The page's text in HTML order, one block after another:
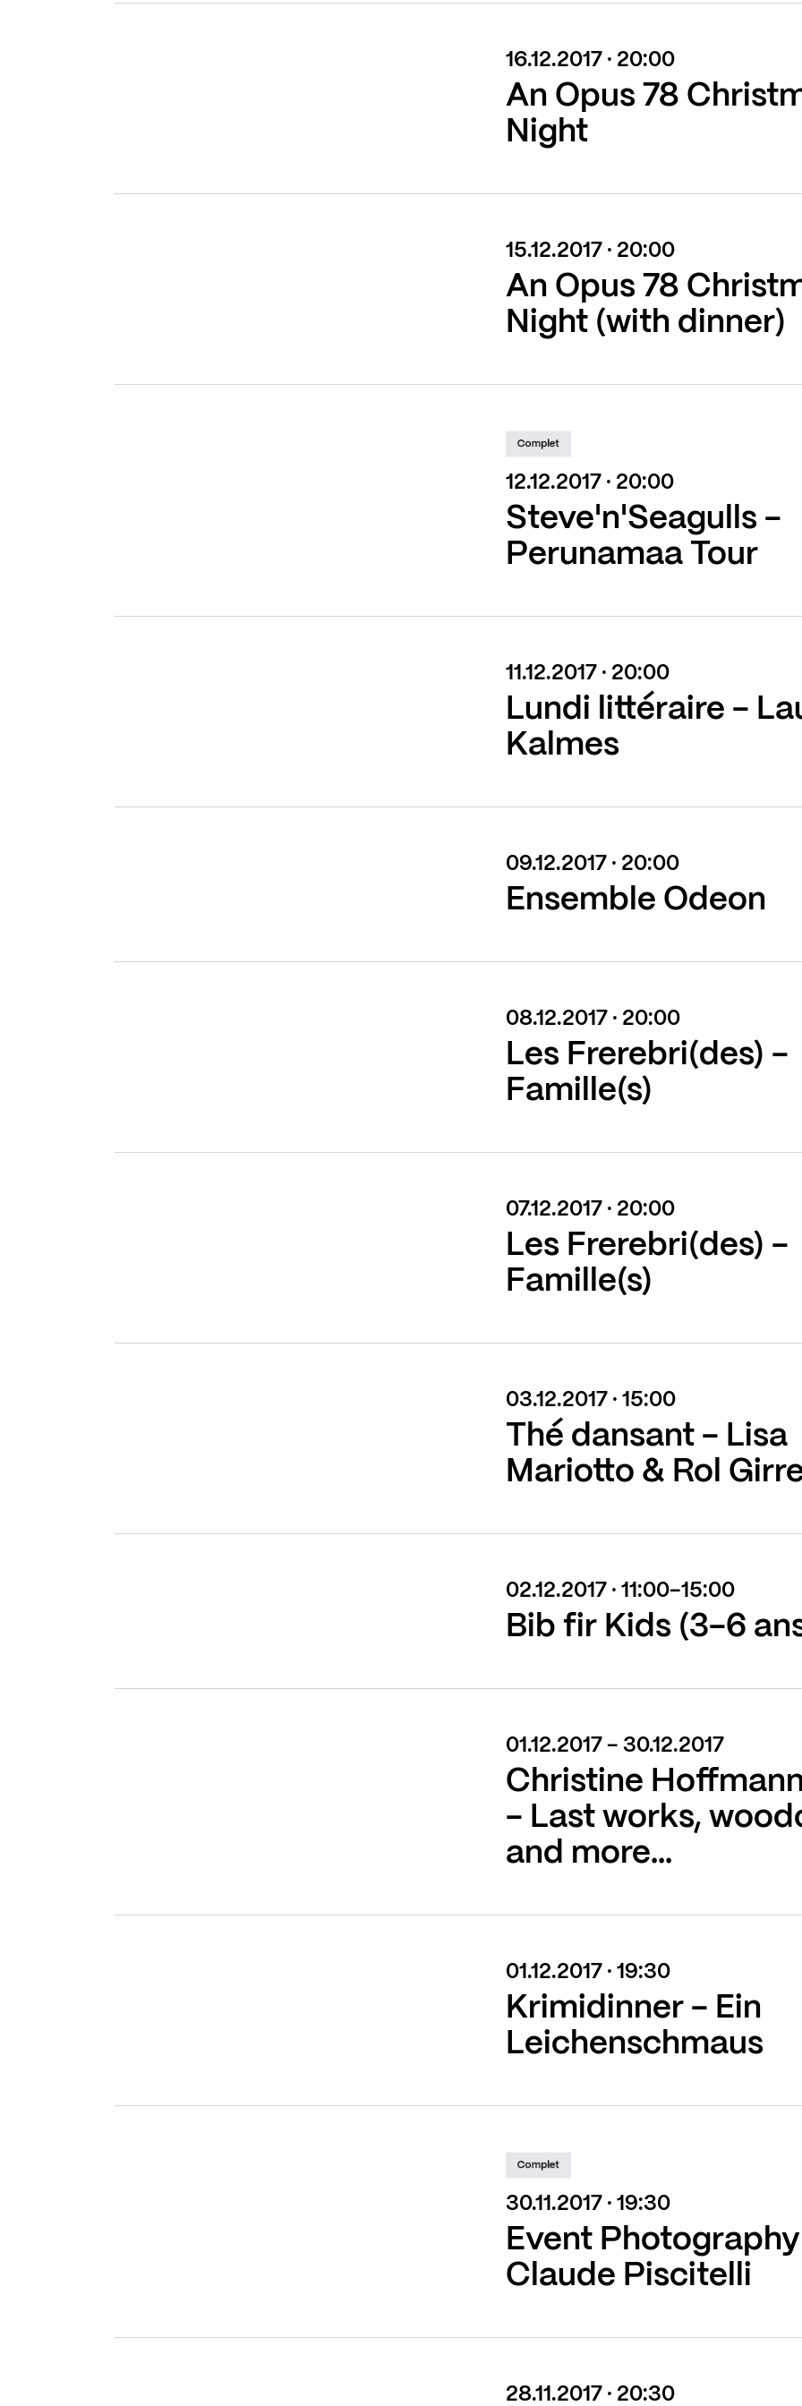
16.12.2017 · 20:00
An Opus 78
Night
15.12.2017 · 20:00
An Opus 78
Night (with dinner)
Complet
12.12.2017 · 20:00
Steve'n'Seagulls -
Perunamaa Tour
11.12.2017 · 20:00
Lundi littéraire -
Kalmes
09.12.2017 · 20:00
Ensemble Odeon
08.12.2017 · 20:00
Les Frerebri(des) -
Famille(s)
07.12.2017 · 20:00
Les Frerebri(des) -
Famille(s)
03.12.2017 · 15:00
Thé dansant - Lisa
Mariotto & Rol
02.12.2017 · 11:00-15:00
Bib fir Kids (3-6
01.12.2017 - 30.12.2017
Christine
- Last works,
and more...
01.12.2017 · 19:30
Krimidinner - Ein
Leichenschmaus
Complet
30.11.2017 · 19:30
Event
Claude Piscitelli
28.11.2017 · 20:30